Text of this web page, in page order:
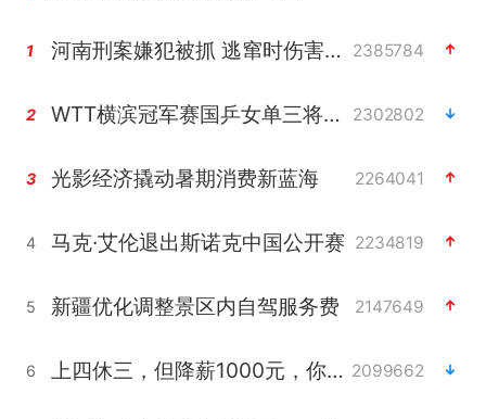
1 河南刑案嫌犯被抓 逃窜时伤害多人 2385784
2 WTT横滨冠军赛国乒女单三将晋级四强 2302802
3 光影经济撬动暑期消费新蓝海 2264041
4 马克·艾伦退出斯诺克中国公开赛 2234819
5 新疆优化调整景区内自驾服务费 2147649
6 上四休三，但降薪1000元，你接受吗？ 2099662